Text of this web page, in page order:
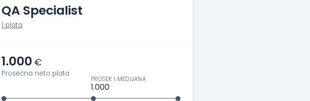
QA Specialist
1 plata
1.000 €
Prosečna neto plata
PROSEK I MEDIJANA
1.000